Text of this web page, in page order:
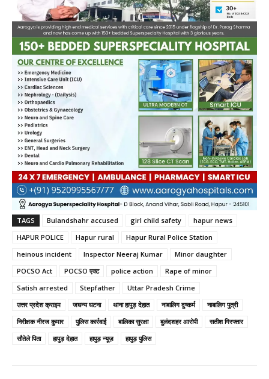
TAGS Bulandshahr accused girl child safety
hapur news
HAPUR POLICE
Hapur rural
Hapur Rural Police Station
heinous incident
Inspector Neeraj Kumar
Minor daughter
POCSO Act
POCSO एक्ट police action
Rape of minor
Satish arrested
Stepfather
Uttar Pradesh Crime
उत्तर प्रदेश क्राइम
जघन्य घटना थाना हापुड़ देहात नाबालिग दुष्कर्म
नाबालिग पुत्री
निरीक्षक नीरज कुमार
पुलिस कार्रवाई बालिका सुरक्षा बुलंदशहर आरोपी
सतीश गिरफ्तार
सौतेले पिता
हापुड़ देहात हापुड़ न्यूज़ हापुड़ पुलिस